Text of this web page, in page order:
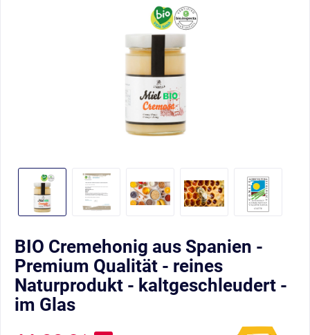
BIO Cremehonig aus Spanien -
Premium Qualität - reines
Naturprodukt - kaltgeschleudert -
im Glas